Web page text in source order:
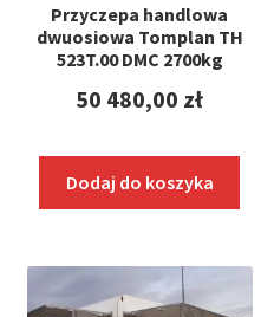
Przyczepa handlowa
dwuosiowa Tomplan TH
523T.00 DMC 2700kg
50 480,00 zł
Dodaj do koszyka